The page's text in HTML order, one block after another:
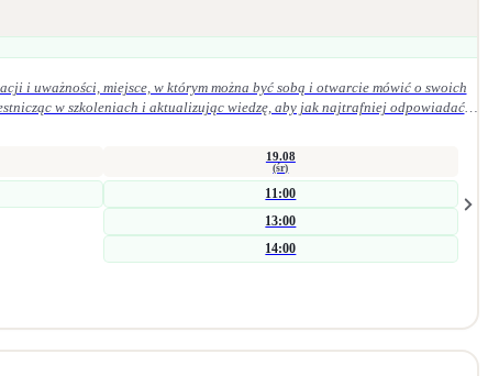
i uważności, miejsce, w którym można być sobą i otwarcie mówić o swoich
19.08
(śr)
11:00
13:00
14:00